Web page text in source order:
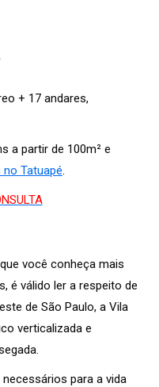
+ 17 andares,
a partir de 100m² e
Tatuapé.
você conheça mais
é válido ler a respeito de
de São Paulo, a Vila
verticalizada e
para a vida